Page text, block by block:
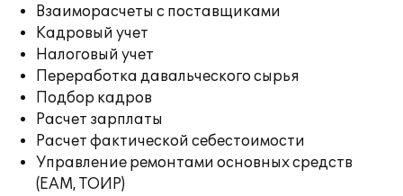
Взаиморасчеты с поставщиками
Кадровый учет
Налоговый учет
Переработка давальческого сырья
Подбор кадров
Расчет зарплаты
Расчет фактической себестоимости
Управление ремонтами основных средств
(EAM, ТОИР)